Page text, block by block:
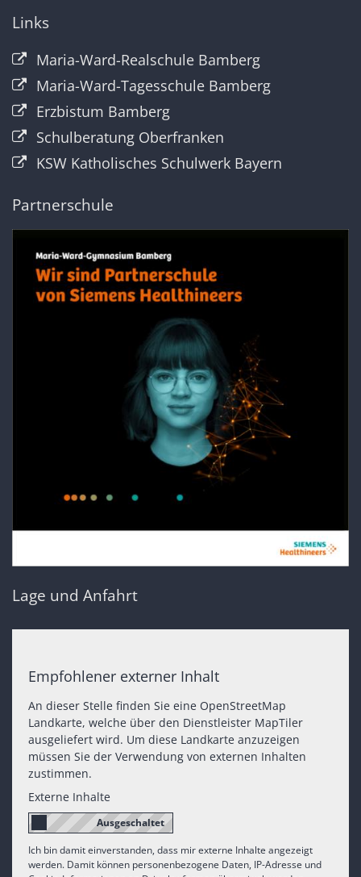
Links
Maria-Ward-Realschule Bamberg
Maria-Ward-Tagesschule Bamberg
Erzbistum Bamberg
Schulberatung Oberfranken
KSW Katholisches Schulwerk Bayern
Partnerschule
Lage und Anfahrt
Empfohlener externer Inhalt
An dieser Stelle finden Sie eine OpenStreetMap
Landkarte, welche über den Dienstleister MapTiler
ausgeliefert wird. Um diese Landkarte anzuzeigen
müssen Sie der Verwendung von externen Inhalten
zustimmen.
Externe Inhalte
Ich bin damit einverstanden, dass mir externe Inhalte angezeigt
werden. Damit können personenbezogene Daten, IP-Adresse und